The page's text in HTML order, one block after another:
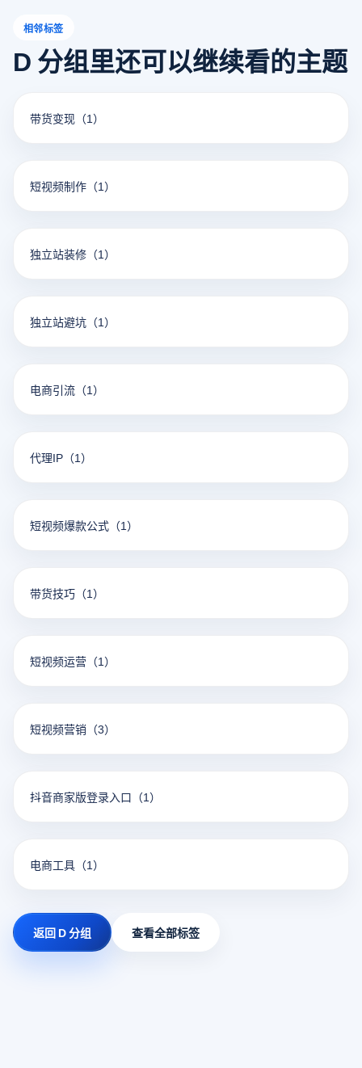
相邻标签
D 分组里还可以继续看的主题
带货变现 （1）
短视频制作 （1）
独立站装修 （1）
独立站避坑 （1）
电商引流 （1）
代理IP （1）
短视频爆款公式 （1）
带货技巧 （1）
短视频运营 （1）
短视频营销 （3）
抖音商家版登录入口 （1）
电商工具 （1）
返回 D 分组 查看全部标签